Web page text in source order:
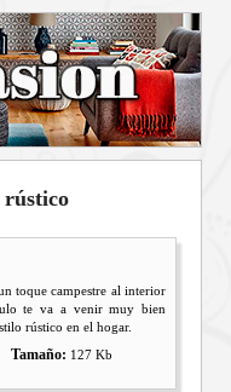
rústico
toque campestre al interior
te va a venir muy bien
rústico en el hogar.
Tamaño: 127 Kb